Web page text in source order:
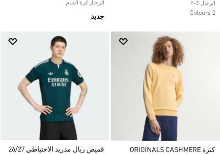
الرجال Y-3
2 Colours
الرجال كرة القدم
جديد
كنزة ORIGINALS CASHMERE قميص ريال مدريد الاحتياطي 26/27